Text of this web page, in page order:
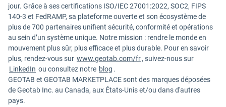
jour. Grâce à ses certifications ISO/IEC 27001:2022, SOC2, FIPS
140-3 et FedRAMP, sa plateforme ouverte et son écosystème de
plus de 700 partenaires unifient sécurité, conformité et opérations
au sein d’un système unique. Notre mission : rendre le monde en
mouvement plus sûr, plus efficace et plus durable. Pour en savoir
plus, rendez-vous sur www.geotab.com/fr, suivez-nous sur
LinkedIn ou consultez notre blog .
GEOTAB et GEOTAB MARKETPLACE sont des marques déposées
de Geotab Inc. au Canada, aux États-Unis et/ou dans d'autres
pays.